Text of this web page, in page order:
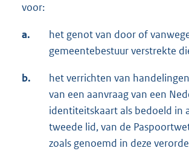
voor:
a.
het genot van door of
gemeentebestuur verstrekte
b.
het verrichten van
van een aanvraag van een
identiteitskaart als bedoeld in
tweede lid, van de
zoals genoemd in deze